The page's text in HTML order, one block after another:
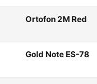
Ortofon 2M Red
Gold Note ES-78